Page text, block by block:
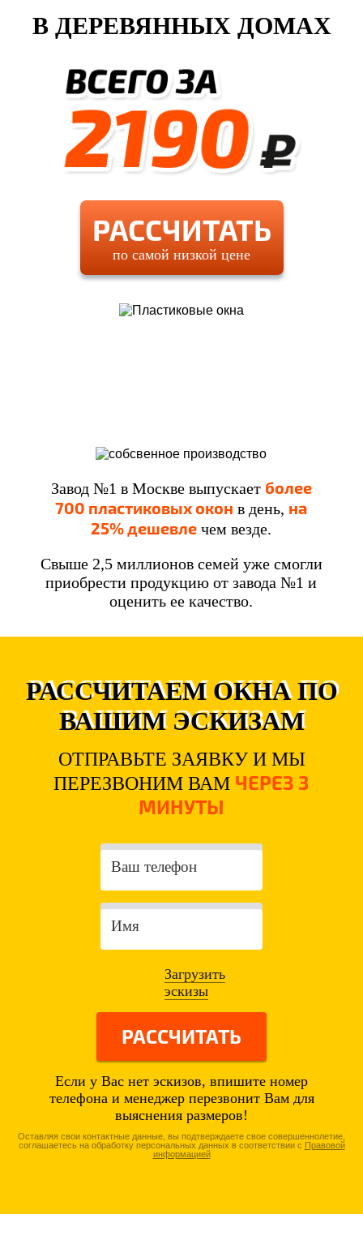
В ДЕРЕВЯННЫХ ДОМАХ
РАССЧИТАТЬ
по самой низкой цене
Завод №1 в Москве выпускает более
700 пластиковых окон в день, на
25% дешевле чем везде.
Свыше 2,5 миллионов семей уже смогли
приобрести продукцию от завода №1 и
оценить ее качество.
РАССЧИТАЕМ ОКНА ПО
ВАШИМ ЭСКИЗАМ
ОТПРАВЬТЕ ЗАЯВКУ И МЫ
ПЕРЕЗВОНИМ ВАМ ЧЕРЕЗ 3
МИНУТЫ
Загрузить
эскизы
РАССЧИТАТЬ
Если у Вас нет эскизов, впишите номер
телефона и менеджер перезвонит Вам для
выяснения размеров!
Оставляя свои контактные данные, вы подтверждаете свое совершеннолетие,
соглашаетесь на обработку персональных данных в соответствии с Правовой
информацией